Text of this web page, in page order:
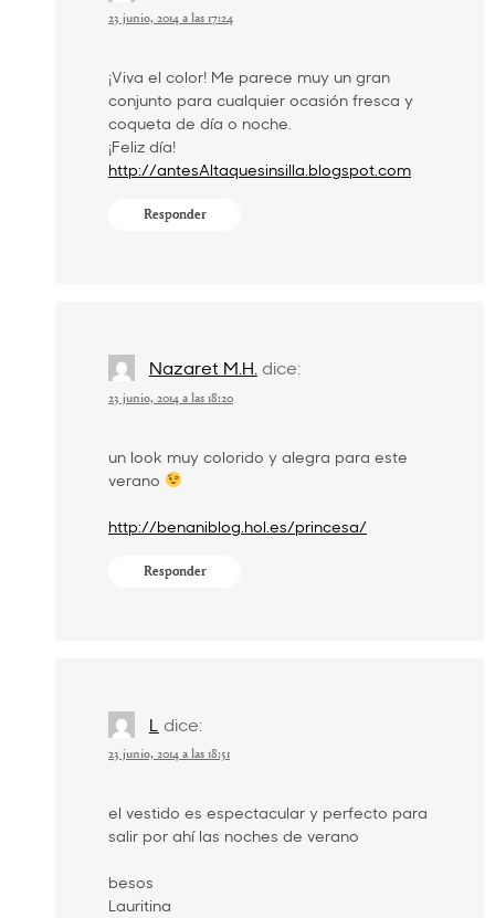
23 junio, 2014 a las 17:24
¡Viva el color! Me parece muy un gran
conjunto para cualquier ocasión fresca y
coqueta de día o noche.
¡Feliz día!
http://antesAltaquesinsilla.blogspot.com
Responder
Nazaret M.H. dice:
23 junio, 2014 a las 18:20
un look muy colorido y alegra para este
verano
http://benaniblog.hol.es/princesa/
Responder
L dice:
23 junio, 2014 a las 18:51
el vestido es espectacular y perfecto para
salir por ahí las noches de verano
besos
Lauritina